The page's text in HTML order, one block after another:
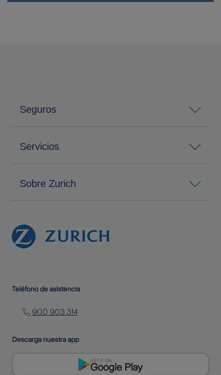
Seguros
Servicios
Sobre Zurich
Teléfono de asistencia
900 903 314
Descarga nuestra app
GET IT ON
Google Play